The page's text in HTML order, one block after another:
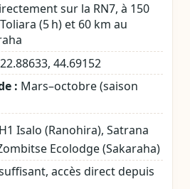
sur la RN7, à 150
(5 h) et 60 km au
44.69152
: Mars–octobre (saison
H1 Isalo (Ranohira), Satrana
Ecolodge (Sakaraha)
accès direct depuis